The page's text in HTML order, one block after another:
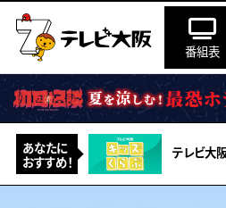
番組表
あなたに
おすすめ！
テレビ大